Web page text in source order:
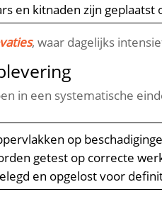
en kitnaden zijn
, waar dagelijks
in een systematische
op
getest op correcte
en opgelost voor